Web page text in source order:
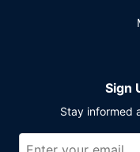
Sign
Stay informed